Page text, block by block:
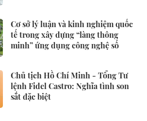
Cơ sở lý luận và kinh nghiệm quốc
tế trong xây dựng “làng thông
minh” ứng dụng công nghệ số
Chủ tịch Hồ Chí Minh - Tổng Tư
lệnh Fidel Castro: Nghĩa tình son
sắt đặc biệt